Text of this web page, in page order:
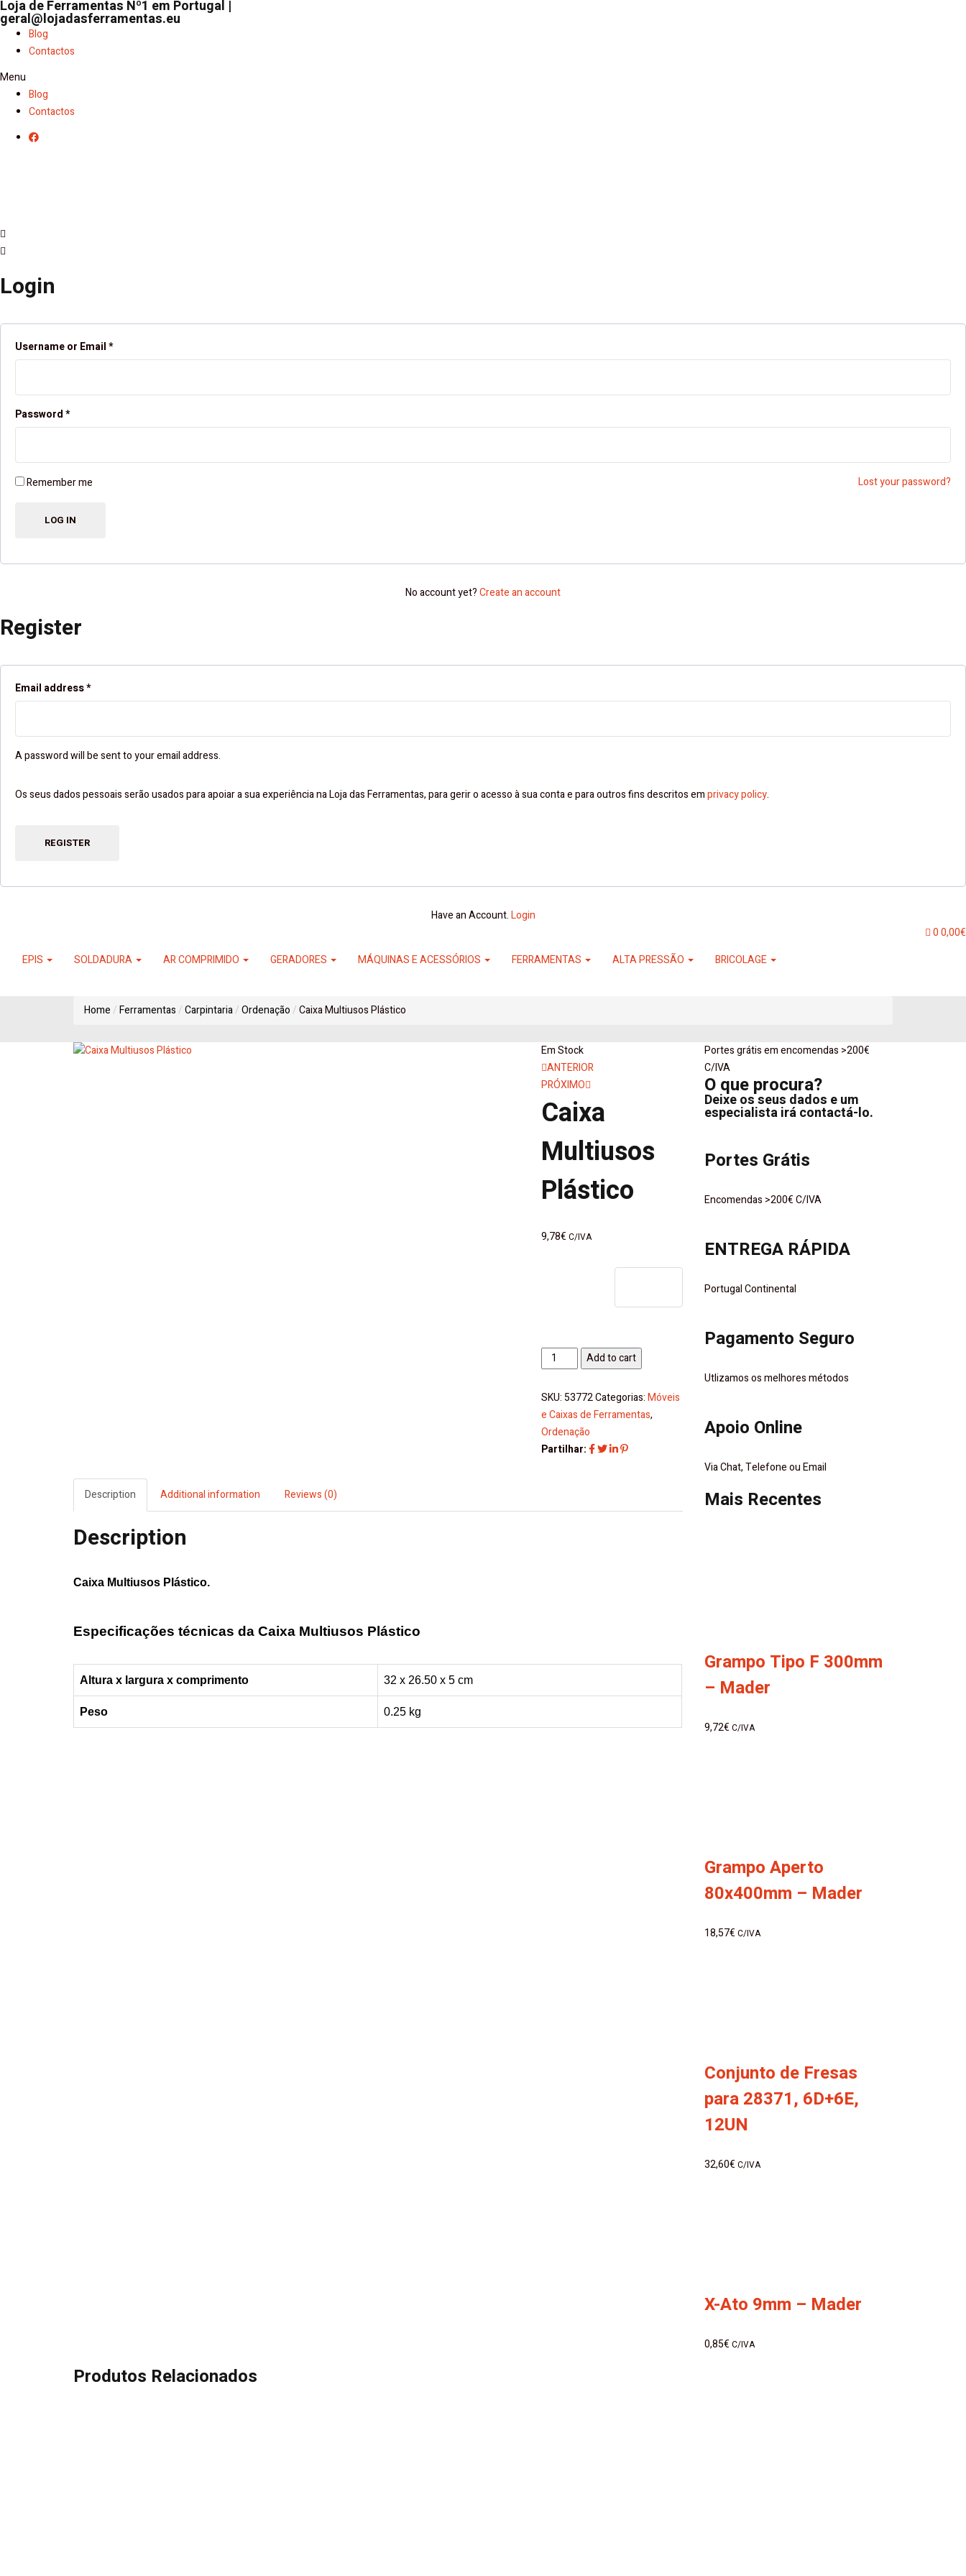
Loja de Ferramentas Nº1 em Portugal |
geral@lojadasferramentas.eu
Blog
Contactos
Menu
Blog
Contactos
Login
Username or Email*
Password*
Remember me Lost your password?
No account yet?Create an account
Register
Email address*
A password will be sent to your email address.
Os seus dados pessoais serão usados ​​para apoiar a sua experiência na Loja das Ferramentas, para gerir o acesso à sua conta e para outros fins descritos emprivacy policy.
REGISTER
Have an Account.Login
00,00€
EPIS
SOLDADURA AR COMPRIMIDO GERADORES MÁQUINAS E ACESSÓRIOS FERRAMENTAS ALTA PRESSÃO BRICOLAGE
Home Ferramentas Carpintaria Ordenação Caixa Multiusos Plástico
Em Stock
Navegação
de
artigos
ANTERIOR
PRÓXIMO
Caixa
Multiusos
Plástico
9,78€ C/IVA
Caixa
Multiusos
Plástico
quantity
Add to cart
SKU:53772Categorias: Móveis
e Caixas de Ferramentas,
Ordenação
Partilhar:
Description Additional information Reviews (0)
Description
Caixa Multiusos Plástico.
Especificações técnicas da Caixa Multiusos Plástico
Altura x largura x comprimento 32 x 26.50 x 5 cm
Peso 0.25 kg
Portes grátis em encomendas >200€
C/IVA
O que procura?
Deixe os seus dados e um
especialista irá contactá-lo.
Portes Grátis
Encomendas >200€ C/IVA
ENTREGA RÁPIDA
Portugal Continental
Pagamento Seguro
Utlizamos os melhores métodos
Apoio Online
Via Chat, Telefone ou Email
Mais Recentes
Grampo Tipo F 300mm
– Mader
9,72€ C/IVA
Grampo Aperto
80x400mm – Mader
18,57€ C/IVA
Conjunto de Fresas
para 28371, 6D+6E,
12UN
32,60€ C/IVA
X-Ato 9mm – Mader
0,85€ C/IVA
Produtos Relacionados